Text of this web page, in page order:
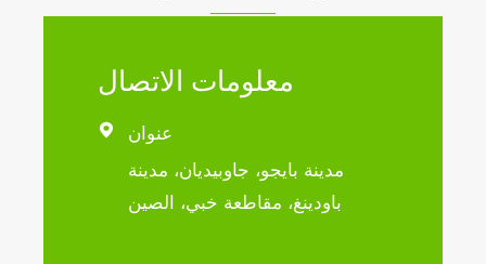
معلومات الاتصال

عنوان
مدينة بايجو، جاوبيديان، مدينة
باودينغ، مقاطعة خبي، الصين